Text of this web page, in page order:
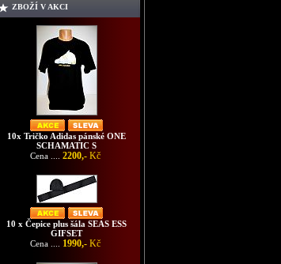
ZBOŽÍ V AKCI
10x Tričko Adidas pánské ONE
SCHAMATIC S
Cena .... 2200,- Kč
10 x Čepice plus šála SEAS ESS
GIFSET
Cena .... 1990,- Kč